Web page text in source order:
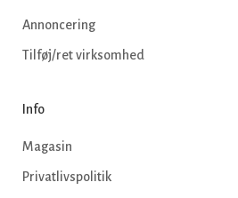
Annoncering
Tilføj/ret virksomhed
Info
Magasin
Privatlivspolitik